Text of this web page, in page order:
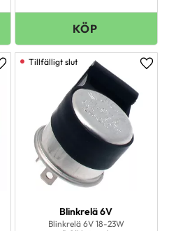
till i favoriter
Blinkrelä 6V
Blinkrelä 6V 18-23W